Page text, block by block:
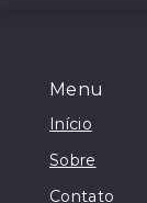
Menu
Início
Sobre
Contato